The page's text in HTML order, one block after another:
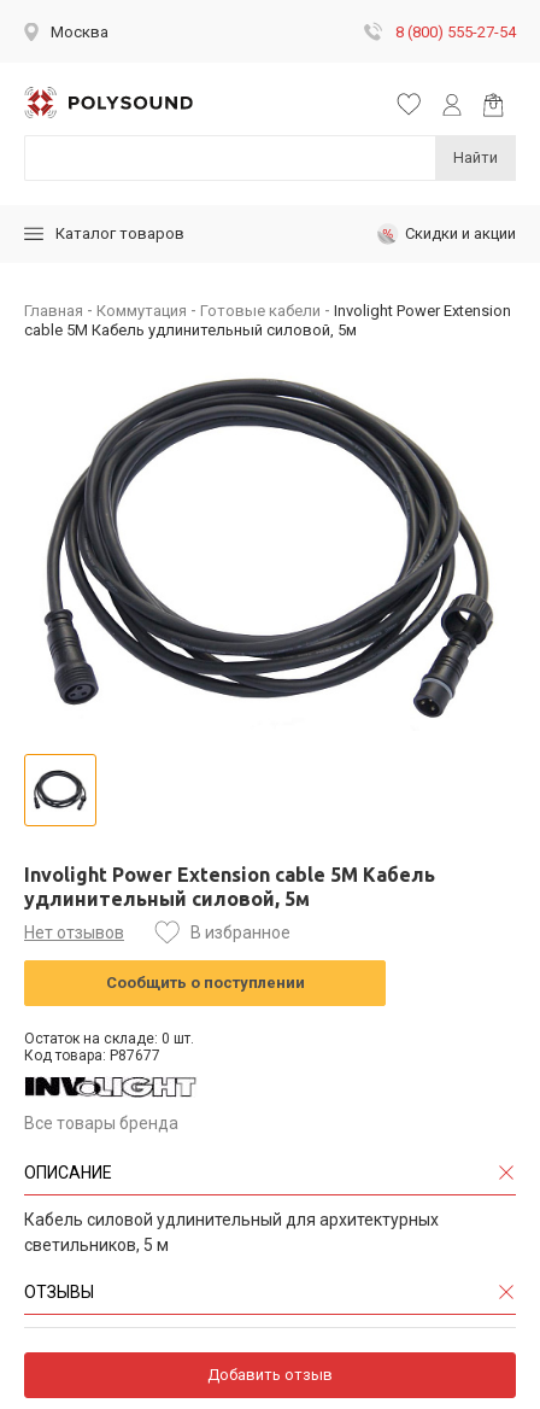
Москва 8 (800) 555-27-54
Найти
Каталог товаров Скидки и акции
Главная Коммутация Готовые кабели
Involight Power Extension
cable 5M Кабель удлинительный силовой, 5м
Involight Power Extension cable 5M Кабель
удлинительный силовой, 5м
Нет отзывов В избранное
Сообщить о поступлении
Остаток на складе: 0 шт.
Код товара: P87677
Все товары бренда
ОПИСАНИЕ
Кабель силовой удлинительный для архитектурных
светильников, 5 м
ОТЗЫВЫ
Добавить отзыв